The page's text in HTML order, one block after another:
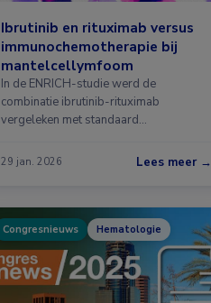
Ibrutinib en rituximab versus
immunochemotherapie bij
mantelcellymfoom
In de ENRICH-studie werd de
combinatie ibrutinib-rituximab
vergeleken met standaard
29 jan. 2026 Lees meer →
Congresnieuws Hematologie